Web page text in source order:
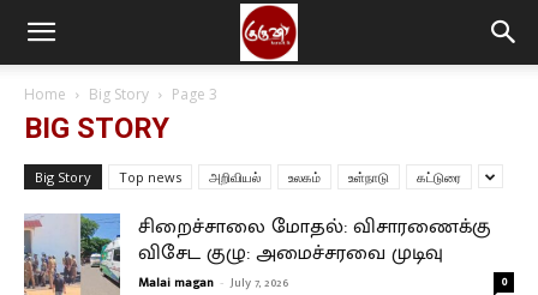
Home Big Story Page 3
BIG STORY
Big Story Top news அறிவியல் உலகம் உள்நாடு கட்டுரை
சிறைச்சாலை மோதல்: விசாரணைக்கு
விசேட குழு: அமைச்சரவை முடிவு
Malai magan - July 7, 2026 0